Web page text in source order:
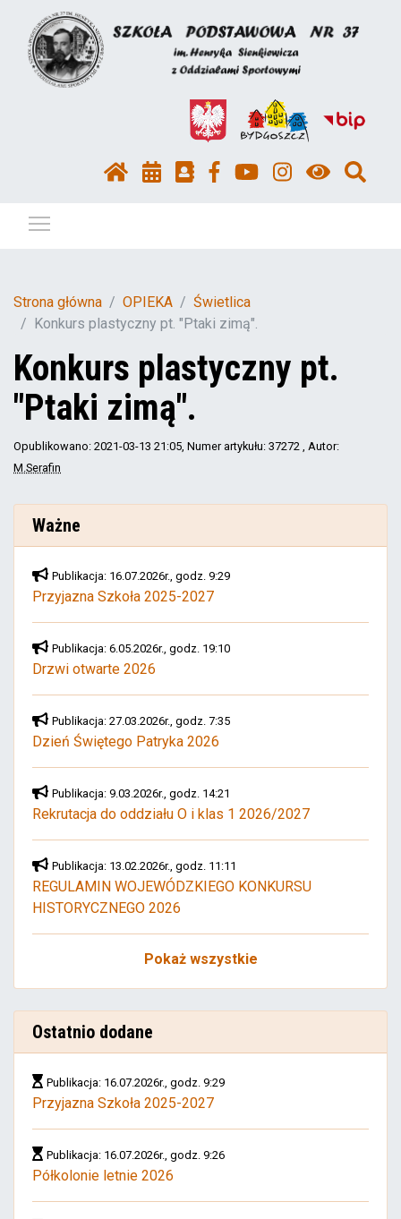
Strona główna OPIEKA
Świetlica
Konkurs plastyczny pt. "Ptaki zimą".
Konkurs plastyczny pt.
"Ptaki zimą".
Opublikowano: 2021-03-13 21:05 , Numer artykułu: 37272
, Autor:
M.Serafin
Ważne
Publikacja: 16.07.2026r., godz. 9:29
Przyjazna Szkoła 2025-2027
Publikacja: 6.05.2026r., godz. 19:10
Drzwi otwarte 2026
Publikacja: 27.03.2026r., godz. 7:35
Dzień Świętego Patryka 2026
Publikacja: 9.03.2026r., godz. 14:21
Rekrutacja do oddziału O i klas 1 2026/2027
Publikacja: 13.02.2026r., godz. 11:11
REGULAMIN WOJEWÓDZKIEGO KONKURSU
HISTORYCZNEGO 2026
Pokaż wszystkie
Ostatnio dodane
Publikacja: 16.07.2026r., godz. 9:29
Przyjazna Szkoła 2025-2027
Publikacja: 16.07.2026r., godz. 9:26
Półkolonie letnie 2026